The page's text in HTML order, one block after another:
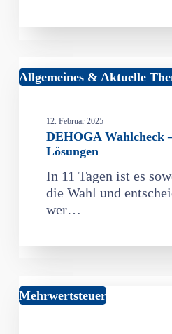
DEHOGA
echte
Lösungen
Allgemeines & Aktuelle
12. Februar 2025
DEHOGA Wahlcheck
Lösungen
In 11 Tagen ist es
die Wahl und
wer…
„Damit
Mehrwertsteuer